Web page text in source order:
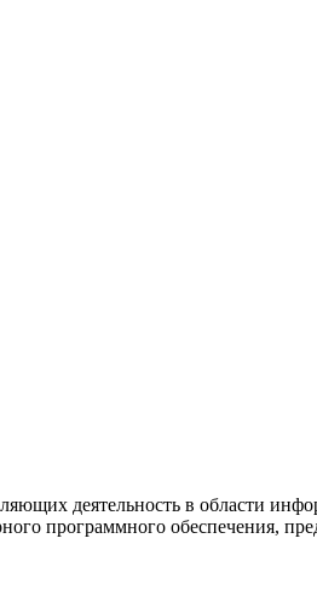
деятельность в области
программного обеспечения,